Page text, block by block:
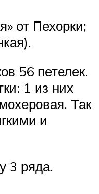
от Пехорки;
56 петелек.
1 из них
Так
и
3 ряда.